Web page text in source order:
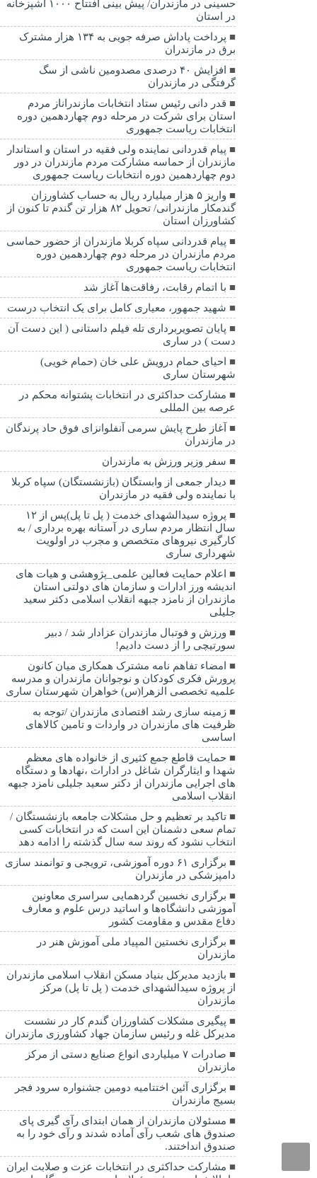
حسینی در مازندران/ پیش بینی افتتاح ۱۰۰۰ آشپزخانه
در استان
پرداخت پاداش صرفه جویی به ۱۳۴ هزار مشترک
برق در مازندران
افزایش ۴۰ درصدی مصدومین ناشی از سگ
گرفتگی در مازندران
قدر دانی رئیس ستاد انتخابات مازندراناز مردم
استان برای شرکت در مرحله دوم چهاردهمین دوره
انتخابات ریاست جمهوری
پیام قدردانی نماینده ولی فقیه در استان و استاندار
مازندران از حماسه مشارکت مردم مازندران در دور
دوم چهاردهمین دوره انتخابات ریاست جمهوری
واریز ۵ هزار میلیارد ریال به حساب کشاورزان
گندمکار مازندرانی/ تحویل ۸۲ هزار تن گندم تا کنون از
کشاورزان استان
پیام قدردانی سپاه کربلا مازندران از حضور حماسی
مردم مازندران در مرحله دوم چهاردهمین دوره
انتخابات ریاست جمهوری
با اتمام رقابت، رفاقت‌ها آغاز شد
شهید جمهور، معیاری کامل برای یک انتخاب درست
پایان تصویربرداری تله فیلم داستانی ( این دست آن
دست ) در ساری
احیای حمام درویش علی خان (حمام خویی)
شهرستان ساری
مشارکت حداکثری در انتخابات پشتوانه محکم در
عرصه بین المللی
آغاز طرح پایش سرمی آنفلوانزای فوق حاد پرندگان
در مازندران
سفر وزیر ورزش به مازندران
دیدار جمعی از وابستگان (بازنشستگان) سپاه کربلا
با نماینده ولی فقیه در مازندران
پروژه سیدالشهدای خدمت ( پل تا پل)پس از ۱۲
سال انتظار مردم ساری در آستانه بهره برداری / به
کارگیری نیروهای متخصص و مجرب در اولویت
شهرداری ساری
اعلام حمایت فعالین علمی_پژوهشی و هیات های
اندیشه ورز ادارات و سازمان های دولتی استان
مازندران از نامزد جبهه انقلاب اسلامی دکتر سعید
جلیلی
ورزش و فوتبال مازندران عزادار شد / دبیر
سورتیچی را از دست دادیم!
امضاء تفاهم نامه مشترک همکاری میان کانون
پرورش فکری کودکان و نوجوانان مازندران و مدرسه
علمیه تخصصی الزهرا(س) خواهران شهرستان ساری
زمینه سازی رشد اقتصادی مازندران /توجه به
ظرفیت های مازندران در واردات و تامین کالاهای
اساسی
حمایت قاطع جمع کثیری از خانواده های معظم
شهدا و ایثارگران شاغل در ادارات ،نهادها و دستگاه
های اجرایی مازندران از دکتر سعید جلیلی نامزد جبهه
انقلاب اسلامی
تاکید بر تعظیم و حل مشکلات جامعه بازنشستگان /
تمام سعی دشمنان این است که در انتخابات کسی
انتخاب نشود که روند سه سال گذشته را ادامه دهد
برگزاری ۶۱ دوره آموزشی، ترویجی و توانمند سازی
دامپزشکی در مازندران
برگزاری نخسین گردهمایی سراسری معاونین
آموزشی دانشگاه‌ها و اساتید درس علوم و معارف
دفاع مقدس و مقاومت کشور
برگزاری نخستین المپیاد ملی آموزش هنر در
مازندران
بازدید مدیرکل بنیاد مسکن انقلاب اسلامی مازندران
از پروژه سیدالشهدای خدمت ( پل تا پل) مرکز
مازندران
پیگیری مشکلات کشاورزان گندم کار در نشست
مدیرکل غله و رئیس سازمان جهاد کشاورزی مازندران
صادرات ۷ میلیاردی انواع صنایع دستی از مرکز
مازندران
برگزاری آئین اختتامیه دومین جشنواره سرود فجر
بسیج مازندران
مسئولان مازندران از همان ابتدای رآی گیری پای
صندوق های شعب رآی آماده شدند و رآی خود را به
صندوق انداختند.
مشارکت حداکثری در انتخابات عزت و صلابت ایران